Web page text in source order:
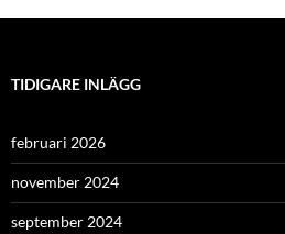
TIDIGARE INLÄGG
februari 2026
november 2024
september 2024